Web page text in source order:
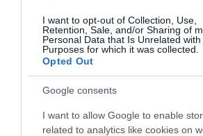
I want to opt-out of Collection, Use,
Retention, Sale, and/or Sharing of
Personal Data that Is Unrelated
Purposes for which it was collected.
Opted Out
Google consents
I want to allow Google to enable
related to analytics like cookies on
QUÉ LLEVAR EN TUS SALIDAS EN
VARIOS DÍAS: GUÍA
CICLOVIAJEROS
El cicloturismo es mucho más que
Es una experiencia de conexión con el